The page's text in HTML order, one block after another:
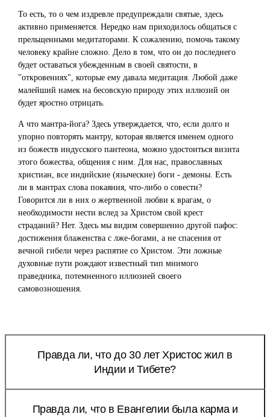
То есть, то о чем издревле предупреждали святые, здесь
активно применяется. Нередко нам приходилось общаться с
прельщенными медитаторами. К сожалению, помочь такому
человеку крайне сложно. Дело в том, что он до последнего
будет оставаться убежденным в своей святости, в
"откровениях", которые ему давала медитация. Любой даже
малейший намек на бесовскую природу этих иллюзий он
будет яростно отрицать.
А что мантра-йога? Здесь утверждается, что, если долго и
упорно повторять мантру, которая является именем одного
из божеств индусского пантеона, можно удостоиться визита
этого божества, общения с ним. Для нас, православных
христиан, все индийские (языческие) боги - демоны. Есть
ли в мантрах слова покаяния, что-либо о совести?
Говорится ли в них о жертвенной любви к врагам, о
необходимости нести вслед за Христом свой крест
страданий? Нет. Здесь мы видим совершенно другой пафос:
достижения блаженства с лже-богами, а не спасения от
вечной гибели через распятие со Христом. Эти ложные
духовные пути рождают известный тип мнимого
праведника, потемненного иллюзией своего
самовозношения.
Правда ли, что до 30 лет Христос жил в
Индии и Тибете?
Правда ли, что в Евангелии была карма и